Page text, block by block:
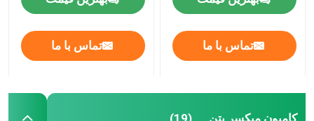
تماس با ما تماس با ما
کامیون میکسر بتن (19)